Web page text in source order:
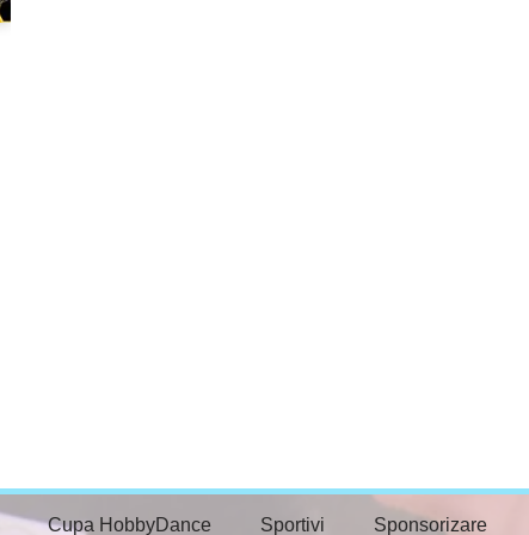
Cupa HobbyDance Sportivi Sponsorizare